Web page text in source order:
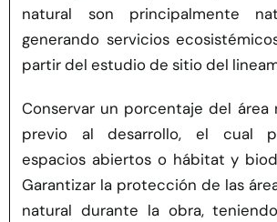
natural son principalmente
generando servicios
partir del estudio de sitio del
Conservar un porcentaje del área
previo al desarrollo, el cual
espacios abiertos o hábitat y
Garantizar la protección de las
natural durante la obra,